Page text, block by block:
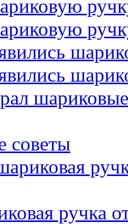
советы
ручка